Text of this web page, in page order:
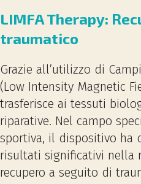
LIMFA Therapy:
traumatico
Grazie all’utilizzo di
(Low Intensity Magnetic
trasferisce ai tessuti
riparative. Nel campo
sportiva, il dispositivo ha
risultati significativi nella
recupero a seguito di